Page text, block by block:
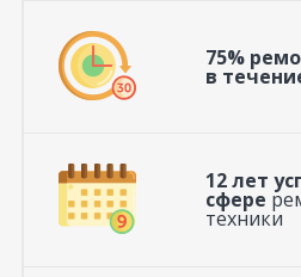
75%
в
12 лет
сфере
техники